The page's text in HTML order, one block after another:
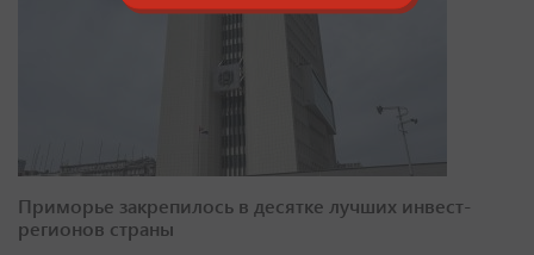
Приморье закрепилось в десятке лучших инвест-
регионов страны